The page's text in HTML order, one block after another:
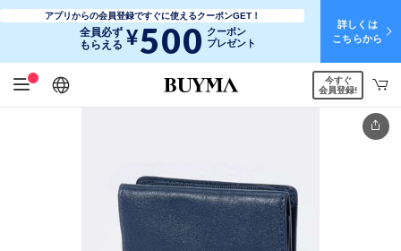
アプリからの会員登録ですぐに使えるクーポンGET！
全員必ず
もらえる ¥500 クーポン
プレゼント
詳しくは
こちらから
日本語
English
简体中文
繁體中文
今すぐ
会員登録!